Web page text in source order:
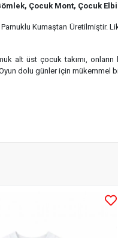
Çocuk Mont, Çocuk
Kumaştan Üretilmiştir.
alt üst çocuk takımı,
dolu günler için mükemmel